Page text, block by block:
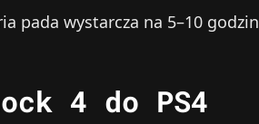
pada wystarcza na 5–10 godzin
4 do PS4